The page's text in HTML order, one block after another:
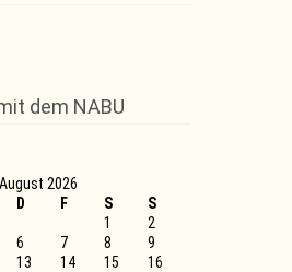
dem NABU
August 2026
D F S
S
1
2
6 7 8
9
13 14 15
16